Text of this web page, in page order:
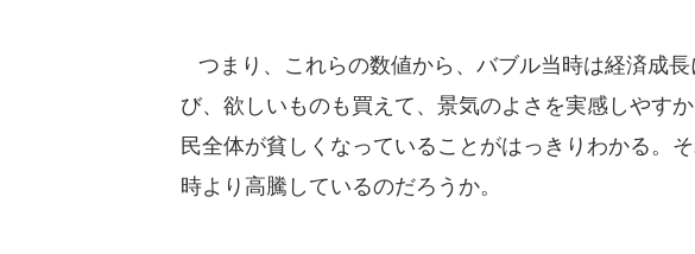
つまり、これらの数値から、バブル当時は経済成
び、欲しいものも買えて、景気のよさを実感しやす
民全体が貧しくなっていることがはっきりわかる。
時より高騰しているのだろうか。